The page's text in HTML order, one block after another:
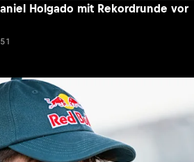
Holgado mit Rekordrunde vor